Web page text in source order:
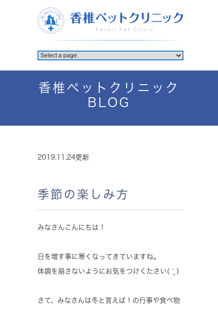
香椎ペットクリニック
BLOG
2019.11.24更新
季節の楽しみ方
みなさんこんにちは！
日を増す事に寒くなってきていますね。
体調を崩さないようにお気をつけくたさい( ¨̮ )
さて、みなさんは冬と言えば！の行事や食べ物